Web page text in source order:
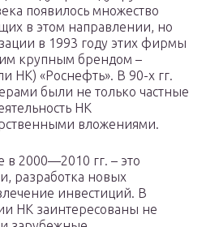
появилось множество
в этом направлении, но
в 1993 году этих фирмы
крупным брендом –
НК) «Роснефть». В 90-х гг.
были не только частные
НК
вложениями.
2000—2010 гг. – это
разработка новых
инвестиций. В
НК заинтересованы не